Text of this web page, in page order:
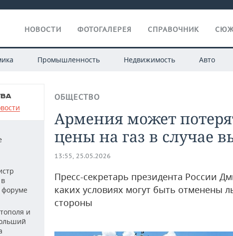
НОВОСТИ ФОТОГАЛЕРЕЯ СПРАВОЧНИК
Промышленность Недвижимость Авто
форуме
и
ОБЩЕСТВО
Армения может
цены на газ в случае
13:55, 25.05.2026
Пресс-секретарь президента России
каких условиях могут быть отменены
стороны